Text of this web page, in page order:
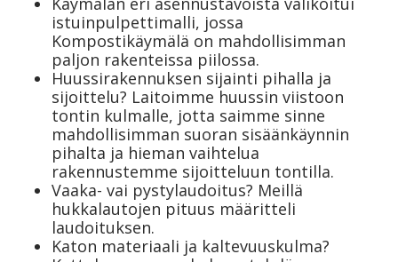
istuinpulpettimalli, jossa
Kompostikäymälä on mahdollisimman
paljon rakenteissa piilossa.
Huussirakennuksen sijainti pihalla ja
sijoittelu? Laitoimme huussin viistoon
tontin kulmalle, jotta saimme sinne
mahdollisimman suoran sisäänkäynnin
pihalta ja hieman vaihtelua
rakennustemme sijoitteluun tontilla.
Vaaka- vai pystylaudoitus? Meillä
hukkalautojen pituus määritteli
laudoituksen.
Katon materiaali ja kaltevuuskulma?